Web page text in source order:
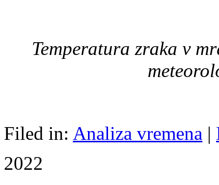
Temperatura zraka v
Filed in: Analiza vremena |
2022